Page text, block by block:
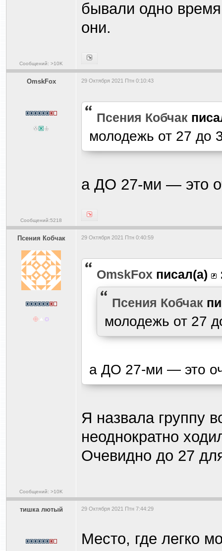
Сообщений: >10K
бывали одно
они.
OmskFox
Сообщений:5218
29 Октября 2021 Птн 0:10:43
Псения Кобчак
молодежь от 27 до
а ДО 27-ми — это
Псения Кобчак
Сообщений: >10K
29 Октября 2021 Птн 0:40:59
OmskFox писал(а)
Псения Кобчак
молодежь от 27
а ДО 27-ми — это
Я назвала группу
неоднократно
Очевидно до 27
тишка лютый 29 Октября 2021 Птн 7:44:29
Место, где легко